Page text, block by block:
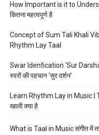
How Important is it to
कितना महत्वपूर्ण है
Concept of Sum Tali Khali
Rhythm Lay Taal
Swar Idenfication ‘Sur
स्वरों की पहचान ‘सुर दर्शन’
Learn Rhythm Lay in Music |
खाली क्या है
What is Taal in Music संगीत में